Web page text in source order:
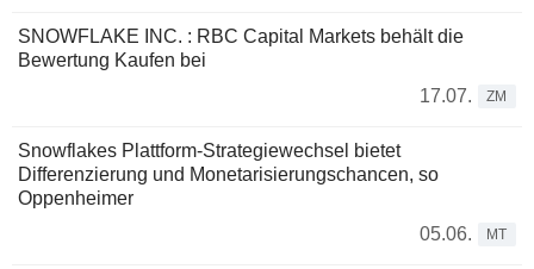
SNOWFLAKE INC. : RBC Capital Markets behält die
Bewertung Kaufen bei
17.07.
ZM
Snowflakes Plattform-Strategiewechsel bietet
Differenzierung und Monetarisierungschancen, so
Oppenheimer
05.06.
MT